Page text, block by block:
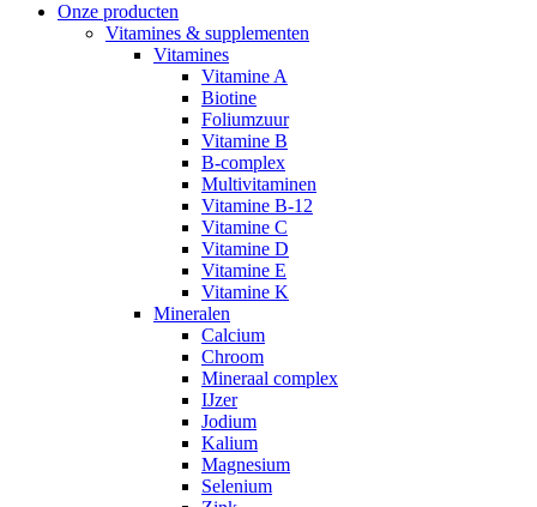
Onze producten
Vitamines & supplementen
Vitamines
Vitamine A
Biotine
Foliumzuur
Vitamine B
B-complex
Multivitaminen
Vitamine B-12
Vitamine C
Vitamine D
Vitamine E
Vitamine K
Mineralen
Calcium
Chroom
Mineraal complex
IJzer
Jodium
Kalium
Magnesium
Selenium